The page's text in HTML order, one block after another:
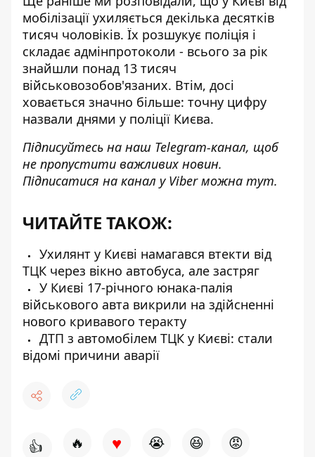
мобілізації ухиляється декілька десятків
тисяч чоловіків. Їх розшукує поліція і
складає адмінпротоколи - всього за рік
знайшли понад 13 тисяч
військовозобов'язаних. Втім, досі
ховається значно більше: точну цифру
назвали днями у поліції Києва.
Підписуйтесь на наш Telegram-канал, щоб
не пропустити важливих новин.
Підписатися на канал у Viber можна тут.
ЧИТАЙТЕ ТАКОЖ:
Ухилянт у Києві намагався втекти від
ТЦК через вікно автобуса, але застряг
У Києві 17-річного юнака-палія
військового авта викрили на здійсненні
нового кривавого теракту
ДТП з автомобілем ТЦК у Києві: стали
відомі причини аварії
👍 🔥 ♥ 😭 😆 😡